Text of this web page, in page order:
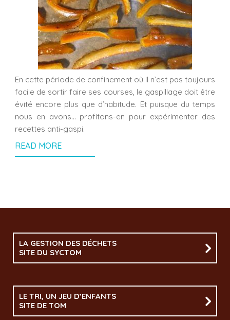
En cette période de confinement où il n’est pas toujours
facile de sortir faire ses courses, le gaspillage doit être
évité encore plus que d’habitude. Et puisque du temps
nous en avons… profitons-en pour expérimenter des
recettes anti-gaspi.
READ MORE
LA GESTION DES DÉCHETS
SITE DU SYCTOM
LE TRI, UN JEU D’ENFANTS
SITE DE TOM